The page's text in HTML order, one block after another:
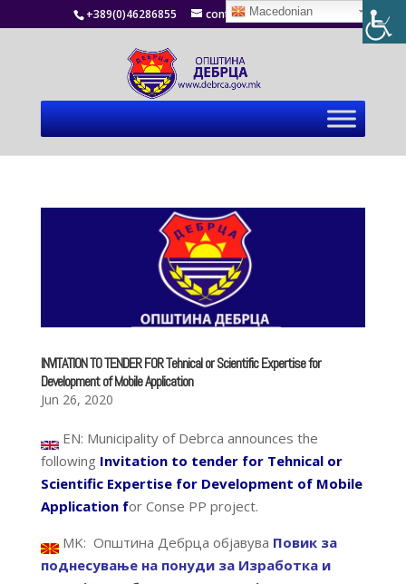
+389(0)46286855 contact@debrca.gov.mk
INVITATION TO TENDER FOR Tehnical or Scientific Expertise for
Development of Mobile Application
Jun 26, 2020
EN: Municipality of Debrca announces the
following Invitation to tender for Tehnical or
Scientific Expertise for Development of Mobile
Application for Conse PP project.
MK: Општина Дебрца објавува Повик за
поднесување на понудиза Изработка и
Macedonian